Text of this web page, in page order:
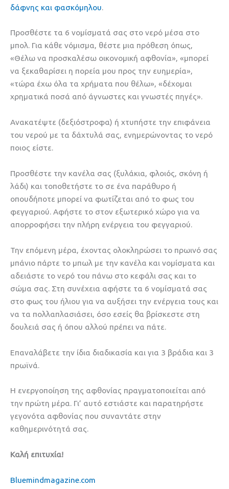
δάφνης και φασκόμηλου.
Προσθέστε τα 6 νομίσματά σας στο νερό μέσα στο
μπολ. Για κάθε νόμισμα, θέστε μια πρόθεση όπως,
«Θέλω να προσκαλέσω οικονομική αφθονία», «μπορεί
να ξεκαθαρίσει η πορεία μου προς την ευημερία»,
«τώρα έχω όλα τα χρήματα που θέλω», «δέχομαι
χρηματικά ποσά από άγνωστες και γνωστές πηγές».
Ανακατέψτε (δεξιόστροφα) ή χτυπήστε την επιφάνεια
του νερού με τα δάχτυλά σας, ενημερώνοντας το νερό
ποιος είστε.
Προσθέστε την κανέλα σας (ξυλάκια, φλοιός, σκόνη ή
λάδι) και τοποθετήστε το σε ένα παράθυρο ή
οπουδήποτε μπορεί να φωτίζεται από το φως του
φεγγαριού. Αφήστε το στον εξωτερικό χώρο για να
απορροφήσει την πλήρη ενέργεια του φεγγαριού.
Την επόμενη μέρα, έχοντας ολοκληρώσει το πρωινό σας
μπάνιο πάρτε το μπωλ με την κανέλα και νομίσματα και
αδειάστε το νερό του πάνω στο κεφάλι σας και το
σώμα σας. Στη συνέχεια αφήστε τα 6 νομίσματά σας
στο φως του ήλιου για να αυξήσει την ενέργεια τους και
να τα πολλαπλασιάσει, όσο εσείς θα βρίσκεστε στη
δουλειά σας ή όπου αλλού πρέπει να πάτε.
Επαναλάβετε την ίδια διαδικασία και για 3 βράδια και 3
πρωϊνά.
Η ενεργοποίηση της αφθονίας πραγματοποιείται από
την πρώτη μέρα. Γι’ αυτό εστιάστε και παρατηρήστε
γεγονότα αφθονίας που συναντάτε στην
καθημερινότητά σας.
Καλή επιτυχία!
Bluemindmagazine.com